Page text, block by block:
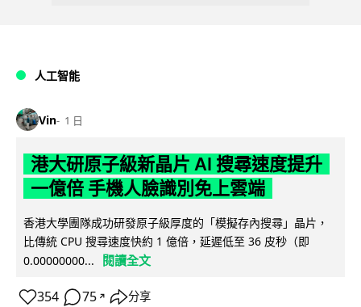
人工智能
Vin 1 日
港大研原子級新晶片 AI 搜尋速度提升
一億倍 手機人臉識別免上雲端
香港大學團隊成功研發原子級厚度的「模擬存內搜尋」晶片，
比傳統 CPU 搜尋速度快約 1 億倍，延遲低至 36 皮秒（即
0.00000000...
閱讀全文
354 75 ↗ 分享